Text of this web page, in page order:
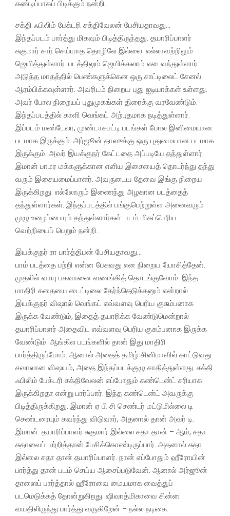
கண்டிப்பாகப் பிடிக்கும் நன்றி.
சக்தி ஃபிலிம் பேக்டரி சக்திவேலன் பேசியதாவது…
இந்தப்படம் பார்த்து மிகவும் பிடித்திருந்தது. தயாரிப்பாளர்
சுகுமார் சார் செய்யாத தொழிலே இல்லை. எல்லாவற்றிலும்
ஜெயித்துள்ளார். படத்திலும் ஜெயிக்கலாம் என வந்துள்ளார்.
அடுத்த மாதத்தில் பெண்களுக்கென ஒரு சாட்டிலைட் சேனல்
ஆரம்பிக்கவுள்ளார். அவரிடம் நிறைய புது ஐடியாக்கள் உள்ளது.
அவர் போல நிறையப் புதுமுகங்கள் திரைக்கு வரவேண்டும்.
இந்தப்படத்தில் காளி வெங்கட் அற்புதமாக நடித்துள்ளார்.
இப்படம் மண்டேலா, முண்டாசுபட்டி படங்கள் போல இனிமையான
படமாக இருக்கும். அர்ஜூன் தாஸுக்கு ஒரு புதுமையான படமாக
இருக்கும். அவர் இயக்குநர் கேட்டதை அப்படியே தந்துள்ளார்.
இமான் பாமர மக்களுக்கான எளிய இசையைத் தொடர்ந்து தந்து
வரும் இசையமைப்பாளர். அவருடைய தேவை இங்கு நிறைய
இருக்கிறது. எல்லோரும் இணைந்து அழகான படத்தைத்
தந்துள்ளார்கள். இந்தப்படத்தில் பங்குபெற்றுள்ள அனைவரும்
முழு உழைப்பையும் தந்துள்ளார்கள். படம் மிகப்பெரிய
வெற்றியைப் பெறும் நன்றி.
இயக்குநர் ரா பார்த்திபன் பேசியதாவது…
பாம் படத்தை பற்றி என்ன பேசுவது என நிறைய யோசித்தேன்.
முதலில் வாயு பகவானை வணங்கித் தொடங்குவோம். இந்த
மாதிரி கதையை டைட்டிலை தேர்ந்தெடுக்கனும் என்றால்
இயக்குநர் விஷால் வெங்கட் எவ்வளவு பெரிய குசும்பனாக
இருக்க வேண்டும், இதைத் தயாரிக்க வேண்டுமென்றால்
தயாரிப்பாளர் அதைவிட எவ்வளவு பெரிய குசும்பனாக இருக்க
வேண்டும். ஆங்கில படங்களில் தான் இது மாதிரி
பார்த்திருப்போம். ஆனால் அதைத் தமிழ் சினிமாவில் காட்டுவது
சவாலான விஷயம், அதை இந்தப்படக்குழு சாதித்துள்ளது. சக்தி
ஃபிலிம் பேக்டரி சக்திவேலன் எப்போதும் கண்டென்ட் சரியாக
இருக்கிறதா என்று பார்ப்பார். இந்த கண்டென்ட் அவருக்கு
பிடித்திருக்கிறது. இமான் ஏ பி சி செண்டர் மட்டுமில்லை டி
செண்டரையும் கவர்ந்து விடுவார், அதனால் தான் அவர் டி.
இமான். தயாரிப்பாளர் சுகுமார் இல்லை சதா தான் – ஆம், சதா.
சுதாவைப் பற்றித்தான் பேசிக்கொண்டிருப்பார். அதனால் சுதா
இல்லை சதா தான் தயாரிப்பாளர். நான் எப்போதும் ஹீரோயின்
பார்த்து தான் படம் செய்ய ஆசைப்படுவேன். ஆனால் அர்ஜூன்
தாஸைப் பார்த்தால் ஹீரோவை மையமாக வைத்துப்
படமெடுக்கத் தோன்றுகிறது. ஷிவாத்மிகாவை சின்ன
வயதிலிருந்து பார்த்து வருகிறேன் – நல்ல நடிகை.